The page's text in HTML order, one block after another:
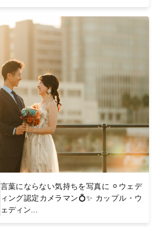
言葉にならない気持ちを写真に ⚪︎ウェデ
ィング認定カメラマン💍✨ カップル・ウ
ェディン...